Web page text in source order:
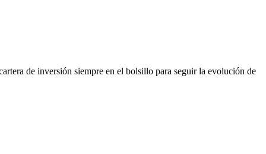
de inversión siempre en el bolsillo para seguir la evolución de